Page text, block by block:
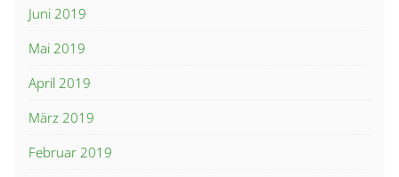
Juni 2019
Mai 2019
April 2019
März 2019
Februar 2019